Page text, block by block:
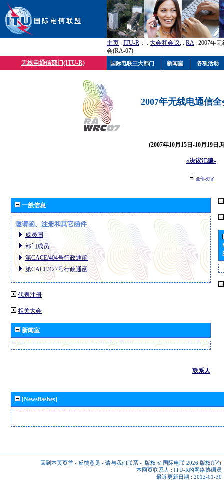
主页 : ITU-R ； : 大会和会议; : RA: 2007年
会(RA-07)
无线电通信部门(ITU-R)
2007年无线电通信
(2007年10月15日-10月19日,
«决议汇编»
全部收缩
一般信息
邀请函、注册和其它函件
成员国
部门成员
第CACE/404号行政通函
第CACE/427号行政通函
代表注册
相关大会
新闻室
联系人
[Newsflashes]
回到本页页首 - 反馈意见 - 请与我们联系 - 版权 © 国际电联 2026 版权所有
本网页联系人 : ITU-R的网络协调员
最近更新日期 : 2013-01-30
国际电联三大部门 新闻室 各项活动